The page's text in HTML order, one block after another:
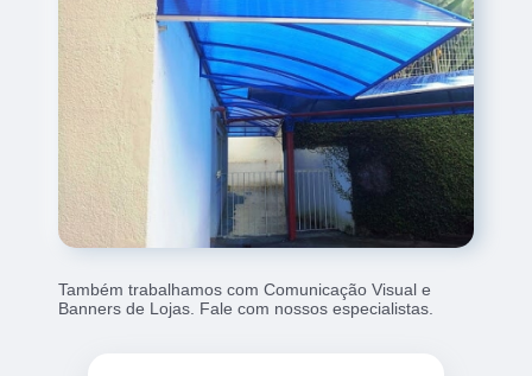
Também trabalhamos com Comunicação Visual e
Banners de Lojas. Fale com nossos especialistas.